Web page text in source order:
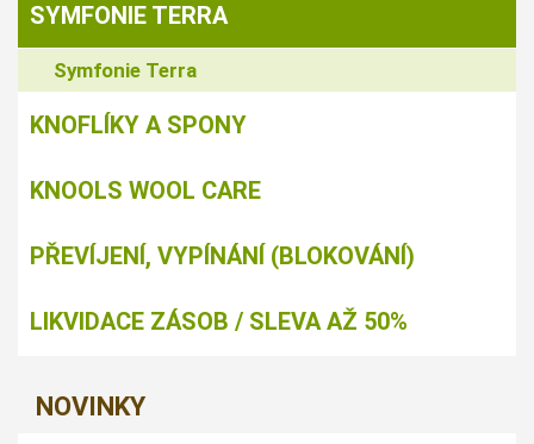
SYMFONIE TERRA
Symfonie Terra
KNOFLÍKY A SPONY
KNOOLS WOOL CARE
PŘEVÍJENÍ, VYPÍNÁNÍ (BLOKOVÁNÍ)
LIKVIDACE ZÁSOB / SLEVA AŽ 50%
NOVINKY